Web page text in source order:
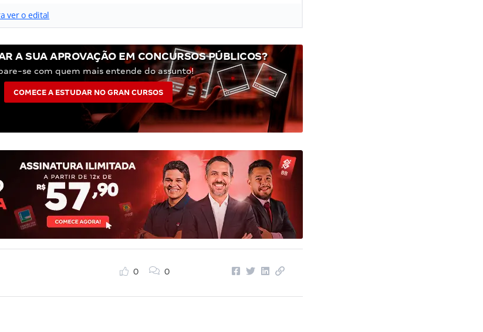
ver o edital
A SUA APROVAÇÃO EM CONCURSOS PÚBLICOS?
se com quem mais entende do assunto!
COMECE A ESTUDAR NO GRAN CURSOS
0 0